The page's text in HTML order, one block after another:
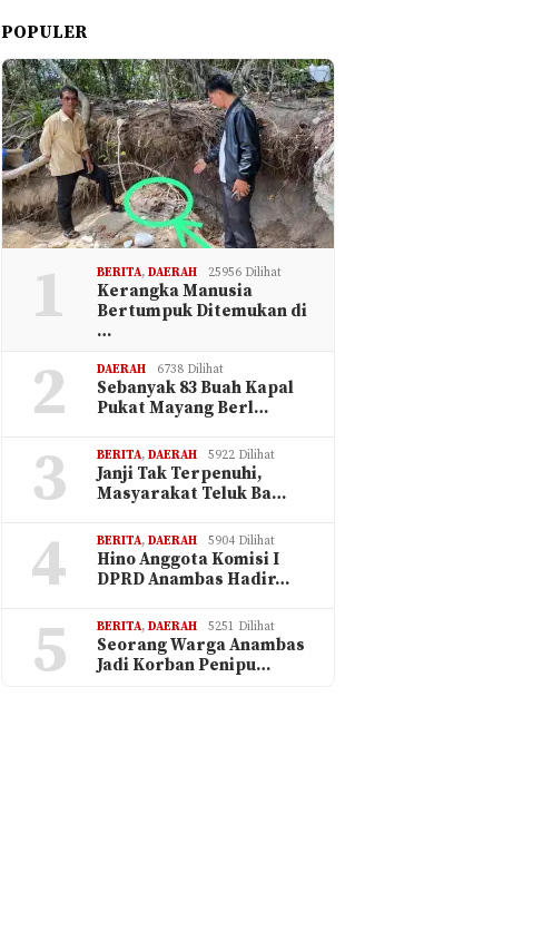
POPULER
1 BERITA,DAERAH 25956 Dilihat
Kerangka Manusia
Bertumpuk Ditemukan di
…
2 DAERAH 6738 Dilihat
Sebanyak 83 Buah Kapal
Pukat Mayang Berl…
3 BERITA,DAERAH 5922 Dilihat
Janji Tak Terpenuhi,
Masyarakat Teluk Ba…
4 BERITA,DAERAH 5904 Dilihat
Hino Anggota Komisi I
DPRD Anambas Hadir…
5 BERITA,DAERAH 5251 Dilihat
Seorang Warga Anambas
Jadi Korban Penipu…